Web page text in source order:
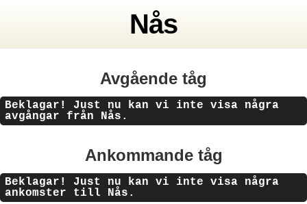
Nås
Avgående tåg
Beklagar! Just nu kan vi inte visa några
avgångar från Nås.
Ankommande tåg
Beklagar! Just nu kan vi inte visa några
ankomster till Nås.